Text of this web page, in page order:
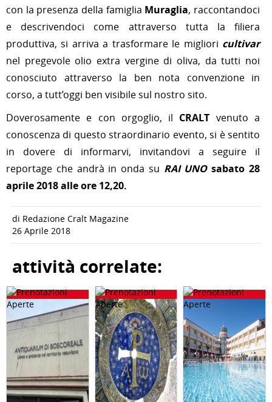
con la presenza della famiglia Muraglia, raccontandoci
e descrivendoci come attraverso tutta la filiera
produttiva, si arriva a trasformare le migliori cultivar
nel pregevole olio extra vergine di oliva, da tutti noi
conosciuto attraverso la ben nota convenzione in
corso, a tutt’oggi ben visibile sul nostro sito.
Doverosamente e con orgoglio, il CRALT venuto a
conoscenza di questo straordinario evento, si è sentito
in dovere di informarvi, invitandovi a seguire il
reportage che andrà in onda su RAI UNO sabato 28
aprile 2018 alle ore 12,20.
di Redazione Cralt Magazine
26 Aprile 2018
attività correlate: